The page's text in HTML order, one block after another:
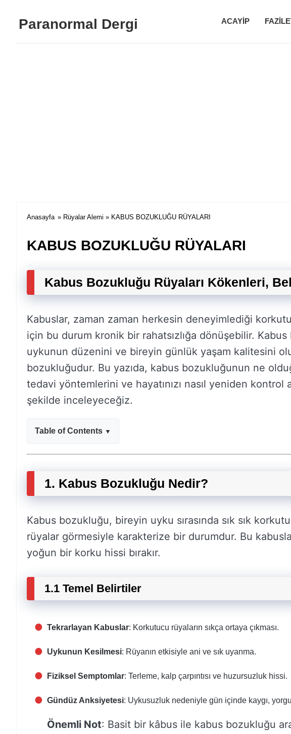
Paranormal Dergi ACAYIP
Anasayfa » Rüyalar Alemi » KABUS BOZUKLUĞU RÜYALARI
KABUS BOZUKLUĞU RÜYALARI
Kabus Bozukluğu Rüyaları Kökenleri,
Kabuslar, zaman zaman herkesin deneyimlediği
için bu durum kronik bir rahatsızlığa dönüşebilir.
uykunun düzenini ve bireyin günlük yaşam kalitesini
bozukluğudur. Bu yazıda, kabus bozukluğunun ne
tedavi yöntemlerini ve hayatınızı nasıl yeniden kontrol
şekilde inceleyeceğiz.
Table of Contents
1. Kabus Bozukluğu Nedir?
Kabus bozukluğu, bireyin uyku sırasında sık sık
rüyalar görmesiyle karakterize bir durumdur. Bu
yoğun bir korku hissi bırakır.
1.1 Temel Belirtiler
Tekrarlayan Kabuslar: Korkutucu rüyaların sıkça ortaya çıkması.
Uykunun Kesilmesi: Rüyanın etkisiyle ani ve sık uyanma.
Fiziksel Semptomlar: Terleme, kalp çarpıntısı ve huzursuzluk hissi.
Gündüz Anksiyetesi: Uykusuzluk nedeniyle gün içinde kaygı,
Önemli Not: Basit bir kâbus ile kabus bozukluğu